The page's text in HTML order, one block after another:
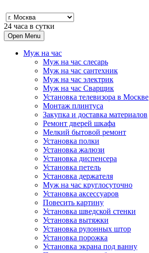
24 часа в сутки
Open Menu
Муж на час
Муж на час слесарь
Муж на час сантехник
Муж на час электрик
Муж на час Сварщик
Установка телевизора в Москве
Монтаж плинтуса
Закупка и доставка материалов
Ремонт дверей шкафа
Мелкий бытовой ремонт
Установка полки
Установка жалюзи
Установка диспенсера
Установка петель
Установка держателя
Муж на час круглосуточно
Установка аксессуаров
Повесить картину
Установка шведской стенки
Установка вытяжки
Установка рулонных штор
Установка порожка
Установка экрана под ванну